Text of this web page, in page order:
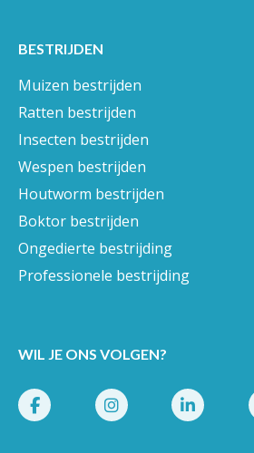
BESTRIJDEN
Muizen bestrijden
Ratten bestrijden
Insecten bestrijden
Wespen bestrijden
Houtworm bestrijden
Boktor bestrijden
Ongedierte bestrijding
Professionele bestrijding
WIL JE ONS VOLGEN?